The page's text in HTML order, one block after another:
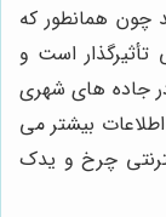
چون همانطور که
است و
جاده های شهری
بیشتر می
چرخ و یدک